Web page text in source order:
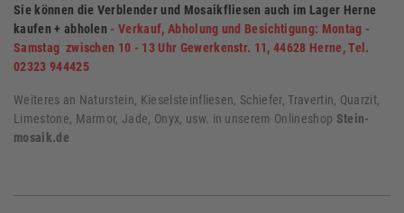
Sie können die Verblender und Mosaikfliesen auch im Lager Herne
kaufen + abholen -Verkauf, Abholung und Besichtigung: Montag -
Samstag zwischen 10 - 13 Uhr Gewerkenstr. 11, 44628 Herne, Tel.
02323 944425
Weiteres an Naturstein, Kieselsteinfliesen, Schiefer, Travertin, Quarzit,
Limestone, Marmor, Jade, Onyx, usw. in unserem Onlineshop Stein-
mosaik.de